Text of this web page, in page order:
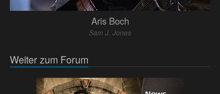
Aris Boch
Sam J. Jones
Weiter zum Forum